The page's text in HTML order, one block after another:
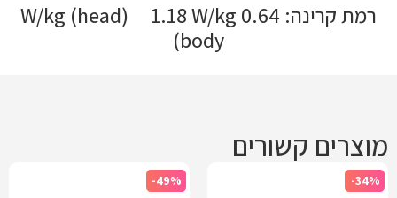
רמת קרינה: 0.64 W/kg (head) 1.18 W/kg
(body
מוצרים קשורים
-34%
-49%